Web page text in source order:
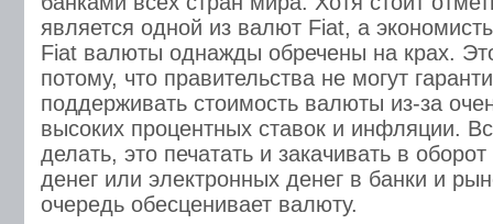
является одной из валют Fiat, а
Fiat валюты однажды обречены на крах.
потому, что правительства не могут
поддерживать стоимость валюты из-за
высоких процентных ставок и инфляции.
делать, это печатать и закачивать в
денег или электронных денег в банки и
очередь обесценивает валюту.